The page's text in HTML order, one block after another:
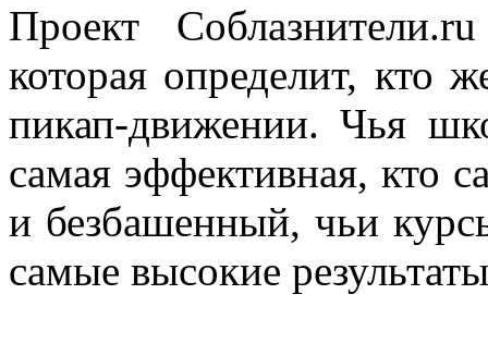
Проект
которая определит, кто
пикап-движении. Чья
самая эффективная, кто
и безбашенный, чьи
самые высокие